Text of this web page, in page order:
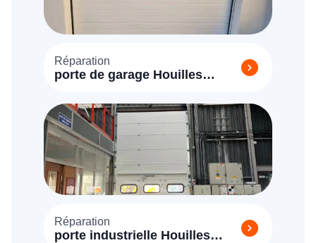
Réparation
porte de garage Houilles
Réparation
porte industrielle Houilles